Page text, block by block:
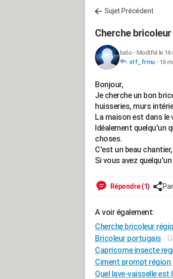
Sujet Précédent
Cherche
ludo- Modifié le 16
stf_frmu- 16
Bonjour,
Je cherche un bon
huisseries, murs
La maison est dans le
Idéalement quelqu'un
choses.
C'est un beau
Si vous avez
Répondre (1)
A voir également:
Cherche bricoleur
Bricoleur portugais -
Capricorne insecte
Ciment prompt région
Quel lave-vaisselle